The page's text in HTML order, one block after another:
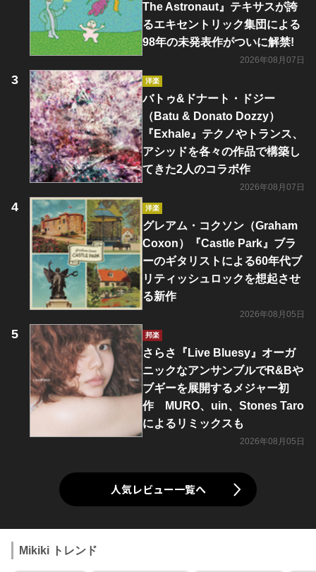
The Astronaut』テキサスが誇
るエキセントリック集団による
98年の未発表作がついに解禁!
2026年08月07日
洋楽
バトゥ&ドナート・ドジー
（Batu & Donato Dozzy）
『Exhale』テクノやトランス、
アシッドを各々の作品で構築し
てきた2人のコラボ作
2026年08月07日
洋楽
グレアム・コクソン（Graham
Coxon）『Castle Park』ブラ
ーのギタリストによる60年代ブ
リティッシュロックを想起させ
る新作
2026年08月05日
邦楽
さらさ『Live Bluesy』オーガ
ニックなアンサンブルでR&Bや
ブギーを展開するメジャー初
作 MURO、uin、Stones Taro
によるリミックスも
2026年08月05日
人気レビュー一覧へ
Mikiki トレンド